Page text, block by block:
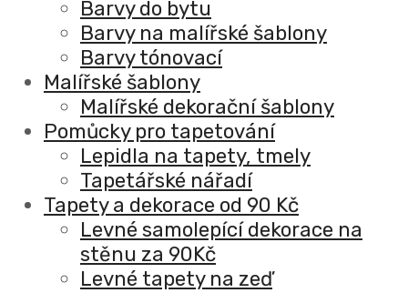
Barvy do bytu
Barvy na malířské šablony
Barvy tónovací
Malířské šablony
Malířské dekorační šablony
Pomůcky pro tapetování
Lepidla na tapety, tmely
Tapetářské nářadí
Tapety a dekorace od 90 Kč
Levné samolepící dekorace na
stěnu za 90Kč
Levné tapety na zeď